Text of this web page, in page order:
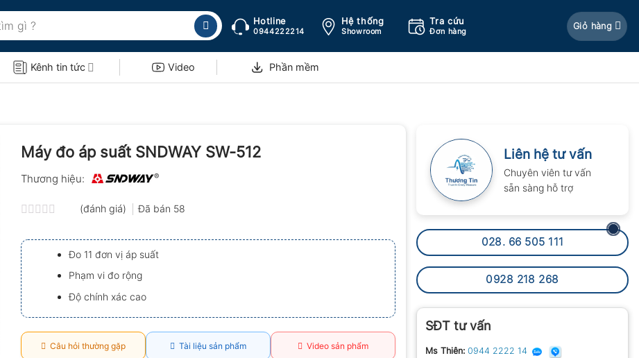
Hotline
0944222214
Hệ thống
Showroom
Tra cứu
Đơn hàng
Giỏ hàng
Kênh tin tức Video Phần mềm
Liên hệ tư vấn
Chuyên viên tư vấn
sẵn sàng hỗ trợ
028. 66 505 111
0928 218 268
SĐT tư vấn
Ms Thiên: 0944 2222 14
Máy đo áp suất SNDWAY SW-512
Thương hiệu:
xếp
hạng
0.0
5
sao
(đánh giá) Đã bán 58
Đo 11 đơn vị áp suất
Phạm vi đo rộng
Độ chính xác cao
Câu hỏi thường gặp Tài liệu sản phẩm Video sản phẩm